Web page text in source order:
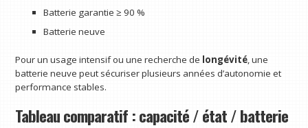
Batterie garantie ≥ 90 %
Batterie neuve
Pour un usage intensif ou une recherche de longévité, une
batterie neuve peut sécuriser plusieurs années d’autonomie et
performance stables.
Tableau comparatif : capacité / état / batterie